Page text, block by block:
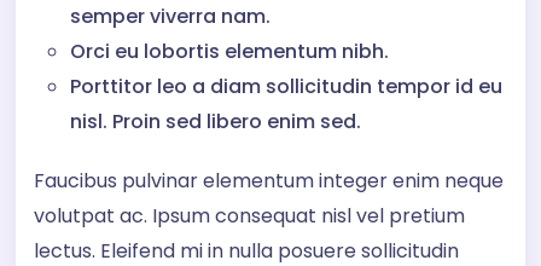
semper viverra nam.
Orci eu lobortis elementum nibh.
Porttitor leo a diam sollicitudin tempor id eu
nisl. Proin sed libero enim sed.
Faucibus pulvinar elementum integer enim neque
volutpat ac. Ipsum consequat nisl vel pretium
lectus. Eleifend mi in nulla posuere sollicitudin